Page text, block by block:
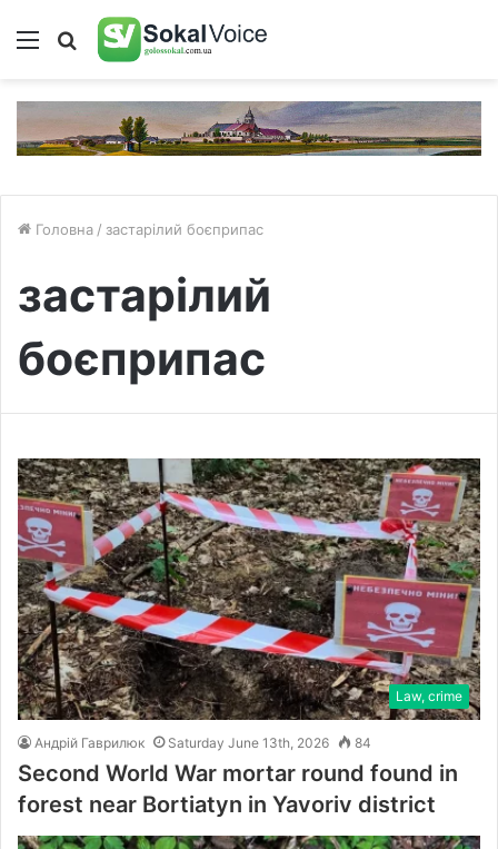
Меню Пошук
Головна / застарілий боєприпас
застарілий
боєприпас
Law, crime
Андрій Гаврилюк Saturday June 13th, 2026 84
Second World War mortar round found in
forest near Bortiatyn in Yavoriv district